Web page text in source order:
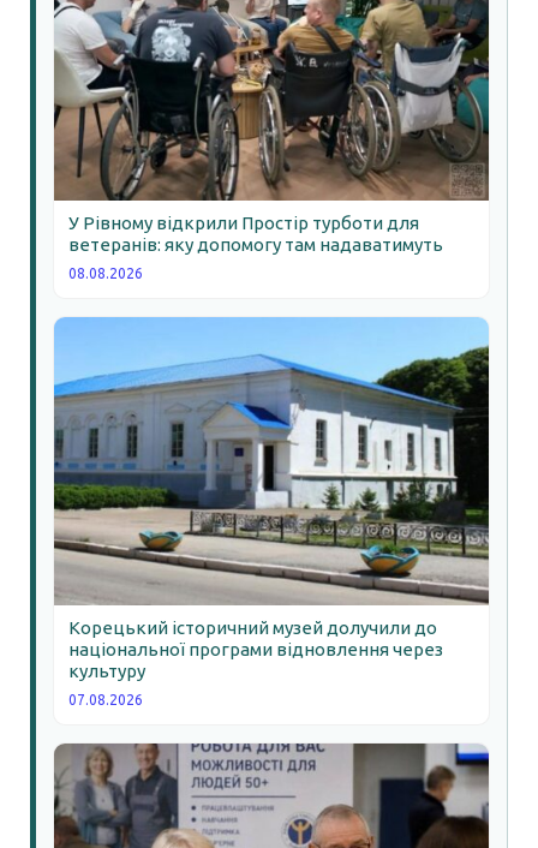
У Рівному відкрили Простір турботи для
ветеранів: яку допомогу там надаватимуть
08.08.2026
Корецький історичний музей долучили до
національної програми відновлення через
культуру
07.08.2026